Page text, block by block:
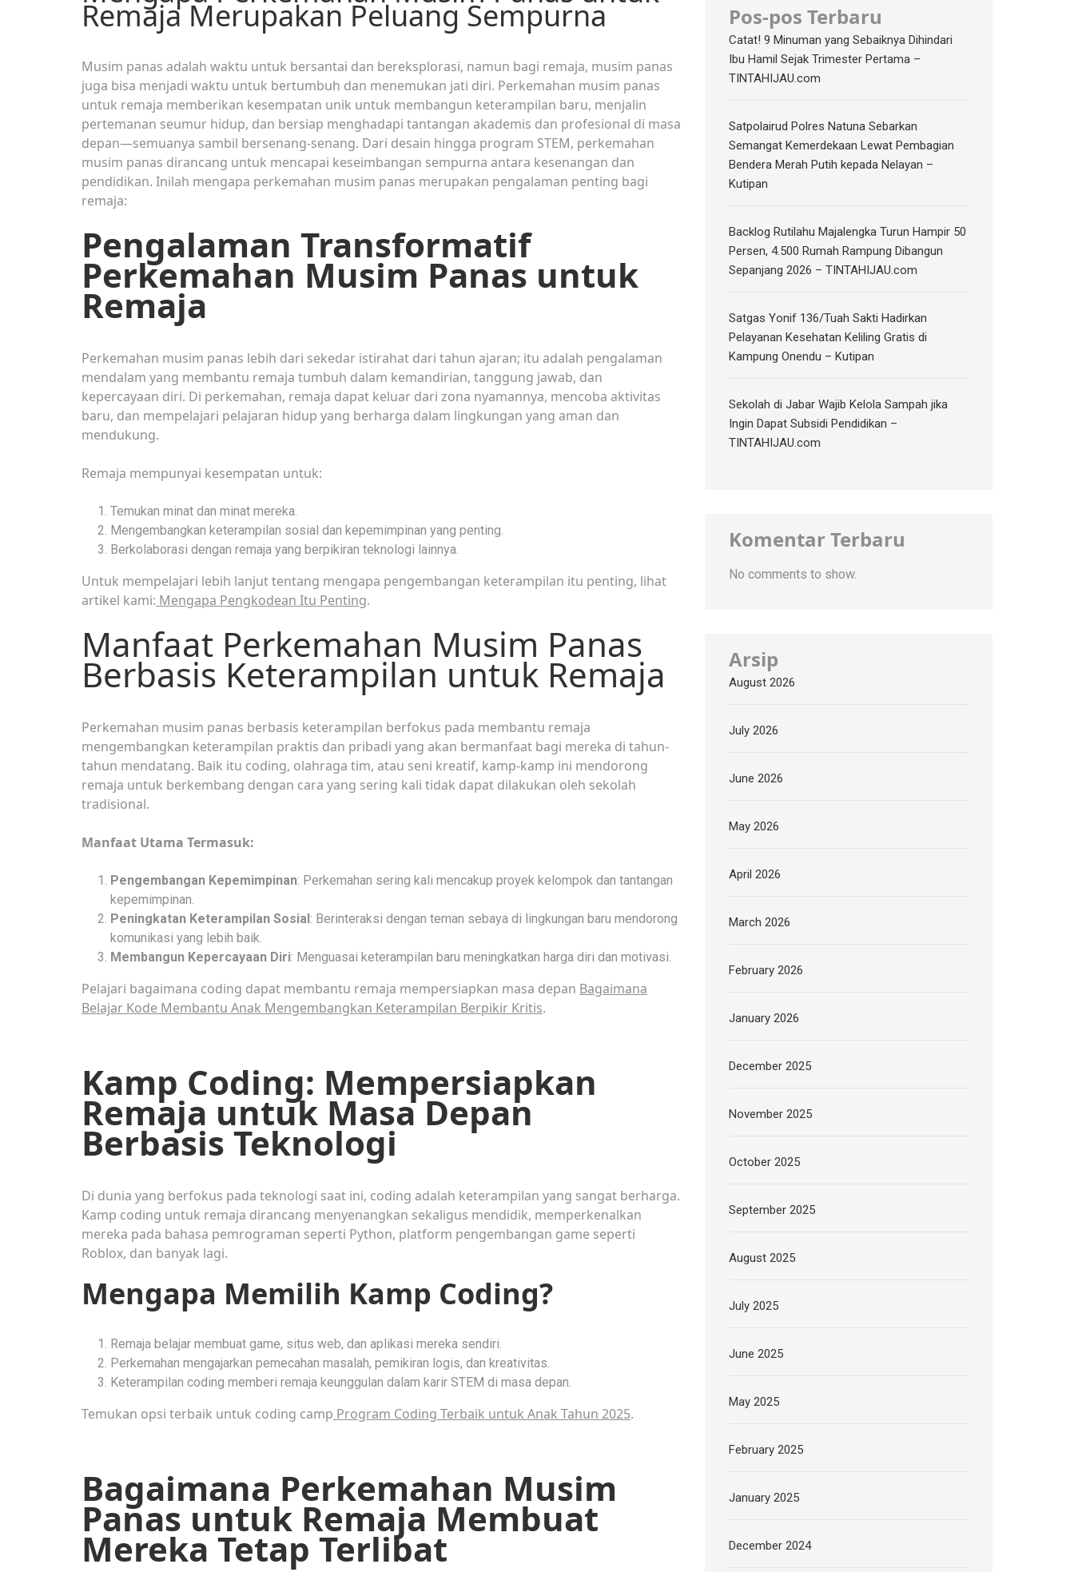
Remaja Merupakan Peluang Sempurna
Musim panas adalah waktu untuk bersantai dan bereksplorasi, namun bagi remaja, musim panas
juga bisa menjadi waktu untuk bertumbuh dan menemukan jati diri. Perkemahan musim panas
untuk remaja memberikan kesempatan unik untuk membangun keterampilan baru, menjalin
pertemanan seumur hidup, dan bersiap menghadapi tantangan akademis dan profesional di masa
depan—semuanya sambil bersenang-senang. Dari desain hingga program STEM, perkemahan
musim panas dirancang untuk mencapai keseimbangan sempurna antara kesenangan dan
pendidikan. Inilah mengapa perkemahan musim panas merupakan pengalaman penting bagi
remaja:
Pengalaman Transformatif
Perkemahan Musim Panas untuk
Remaja
Perkemahan musim panas lebih dari sekedar istirahat dari tahun ajaran; itu adalah pengalaman
mendalam yang membantu remaja tumbuh dalam kemandirian, tanggung jawab, dan
kepercayaan diri. Di perkemahan, remaja dapat keluar dari zona nyamannya, mencoba aktivitas
baru, dan mempelajari pelajaran hidup yang berharga dalam lingkungan yang aman dan
mendukung.
Remaja mempunyai kesempatan untuk:
Temukan minat dan minat mereka.
Mengembangkan keterampilan sosial dan kepemimpinan yang penting.
Berkolaborasi dengan remaja yang berpikiran teknologi lainnya.
Untuk mempelajari lebih lanjut tentang mengapa pengembangan keterampilan itu penting, lihat
artikel kami: Mengapa Pengkodean Itu Penting.
Manfaat Perkemahan Musim Panas
Berbasis Keterampilan untuk Remaja
Perkemahan musim panas berbasis keterampilan berfokus pada membantu remaja
mengembangkan keterampilan praktis dan pribadi yang akan bermanfaat bagi mereka di tahun-
tahun mendatang. Baik itu coding, olahraga tim, atau seni kreatif, kamp-kamp ini mendorong
remaja untuk berkembang dengan cara yang sering kali tidak dapat dilakukan oleh sekolah
tradisional.
Manfaat Utama Termasuk:
Pengembangan Kepemimpinan: Perkemahan sering kali mencakup proyek kelompok dan tantangan
kepemimpinan.
Peningkatan Keterampilan Sosial: Berinteraksi dengan teman sebaya di lingkungan baru mendorong
komunikasi yang lebih baik.
Membangun Kepercayaan Diri: Menguasai keterampilan baru meningkatkan harga diri dan motivasi.
Pelajari bagaimana coding dapat membantu remaja mempersiapkan masa depan Bagaimana
Belajar Kode Membantu Anak Mengembangkan Keterampilan Berpikir Kritis.
Kamp Coding: Mempersiapkan
Remaja untuk Masa Depan
Berbasis Teknologi
Di dunia yang berfokus pada teknologi saat ini, coding adalah keterampilan yang sangat berharga.
Kamp coding untuk remaja dirancang menyenangkan sekaligus mendidik, memperkenalkan
mereka pada bahasa pemrograman seperti Python, platform pengembangan game seperti
Roblox, dan banyak lagi.
Mengapa Memilih Kamp Coding?
Remaja belajar membuat game, situs web, dan aplikasi mereka sendiri.
Perkemahan mengajarkan pemecahan masalah, pemikiran logis, dan kreativitas.
Keterampilan coding memberi remaja keunggulan dalam karir STEM di masa depan.
Temukan opsi terbaik untuk coding camp Program Coding Terbaik untuk Anak Tahun 2025.
Bagaimana Perkemahan Musim
Panas untuk Remaja Membuat
Mereka Tetap Terlibat
Pos-pos Terbaru
Catat! 9 Minuman yang Sebaiknya Dihindari
Ibu Hamil Sejak Trimester Pertama –
TINTAHIJAU.com
Satpolairud Polres Natuna Sebarkan
Semangat Kemerdekaan Lewat Pembagian
Bendera Merah Putih kepada Nelayan –
Kutipan
‎Backlog Rutilahu Majalengka Turun Hampir 50
Persen, 4.500 Rumah Rampung Dibangun
Sepanjang 2026 – TINTAHIJAU.com
Satgas Yonif 136/Tuah Sakti Hadirkan
Pelayanan Kesehatan Keliling Gratis di
Kampung Onendu – Kutipan
Sekolah di Jabar Wajib Kelola Sampah jika
Ingin Dapat Subsidi Pendidikan –
TINTAHIJAU.com
Komentar Terbaru
No comments to show.
Arsip
August 2026
July 2026
June 2026
May 2026
April 2026
March 2026
February 2026
January 2026
December 2025
November 2025
October 2025
September 2025
August 2025
July 2025
June 2025
May 2025
February 2025
January 2025
December 2024